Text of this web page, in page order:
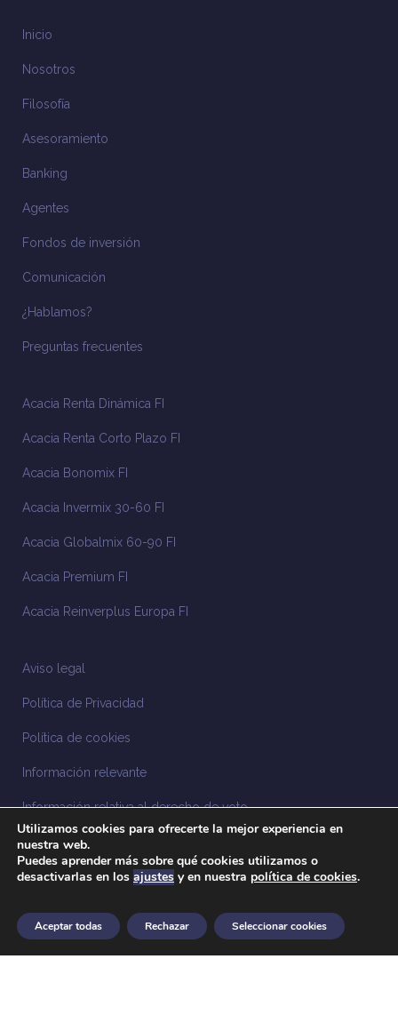
Inicio
Nosotros
Filosofía
Asesoramiento
Banking
Agentes
Fondos de inversión
Comunicación
¿Hablamos?
Preguntas frecuentes
Acacia Renta Dinámica FI
Acacia Renta Corto Plazo FI
Acacia Bonomix FI
Acacia Invermix 30-60 FI
Acacia Globalmix 60-90 FI
Acacia Premium FI
Acacia Reinverplus Europa FI
Aviso legal
Política de Privacidad
Política de cookies
Información relevante
Información relativa al derecho de voto
Información relacionada con la sostenibilidad
Sistema Interno de Información
Anuncios legales
Utilizamos cookies para ofrecerte la mejor experiencia en
nuestra web.
Puedes aprender más sobre qué cookies utilizamos o
desactivarlas en los ajustes y en nuestra política de cookies.
Aceptar todas Rechazar Seleccionar cookies